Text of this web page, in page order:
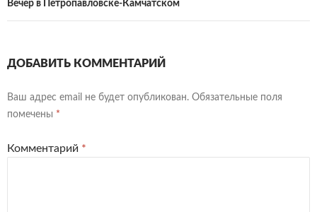
Вечер в Петропавловске-Камчатском
ДОБАВИТЬ КОММЕНТАРИЙ
Ваш адрес email не будет опубликован. Обязательные поля
помечены *
Комментарий *